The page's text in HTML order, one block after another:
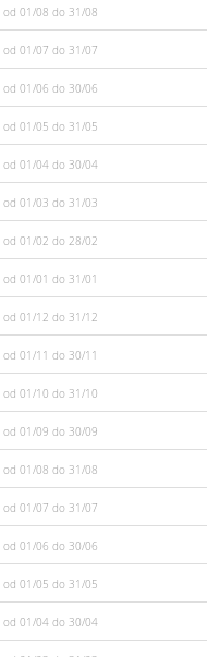
od 01/08 do 31/08
od 01/07 do 31/07
od 01/06 do 30/06
od 01/05 do 31/05
od 01/04 do 30/04
od 01/03 do 31/03
od 01/02 do 28/02
od 01/01 do 31/01
od 01/12 do 31/12
od 01/11 do 30/11
od 01/10 do 31/10
od 01/09 do 30/09
od 01/08 do 31/08
od 01/07 do 31/07
od 01/06 do 30/06
od 01/05 do 31/05
od 01/04 do 30/04